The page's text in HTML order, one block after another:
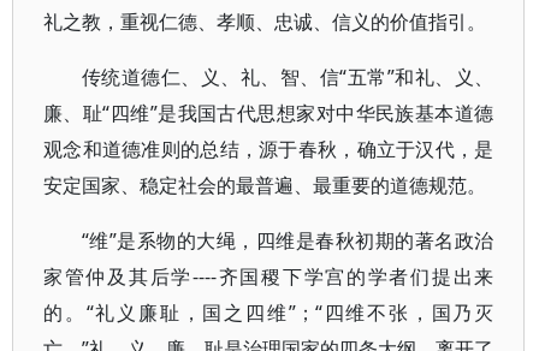
礼之教，重视仁德、孝顺、忠诚、信义的价值指引。
传统道德仁、义、礼、智、信“五常”和礼、义、
廉、耻“四维”是我国古代思想家对中华民族基本道德
观念和道德准则的总结，源于春秋，确立于汉代，是
安定国家、稳定社会的最普遍、最重要的道德规范。
“维”是系物的大绳，四维是春秋初期的著名政治
家管仲及其后学----齐国稷下学宫的学者们提出来
的。“礼义廉耻，国之四维”；“四维不张，国乃灭